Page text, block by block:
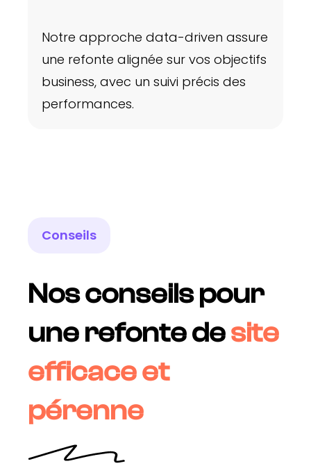
Notre approche data-driven assure
une refonte alignée sur vos objectifs
business, avec un suivi précis des
performances.
Conseils
Nos conseils pour
une refonte desite
efficace et
pérenne